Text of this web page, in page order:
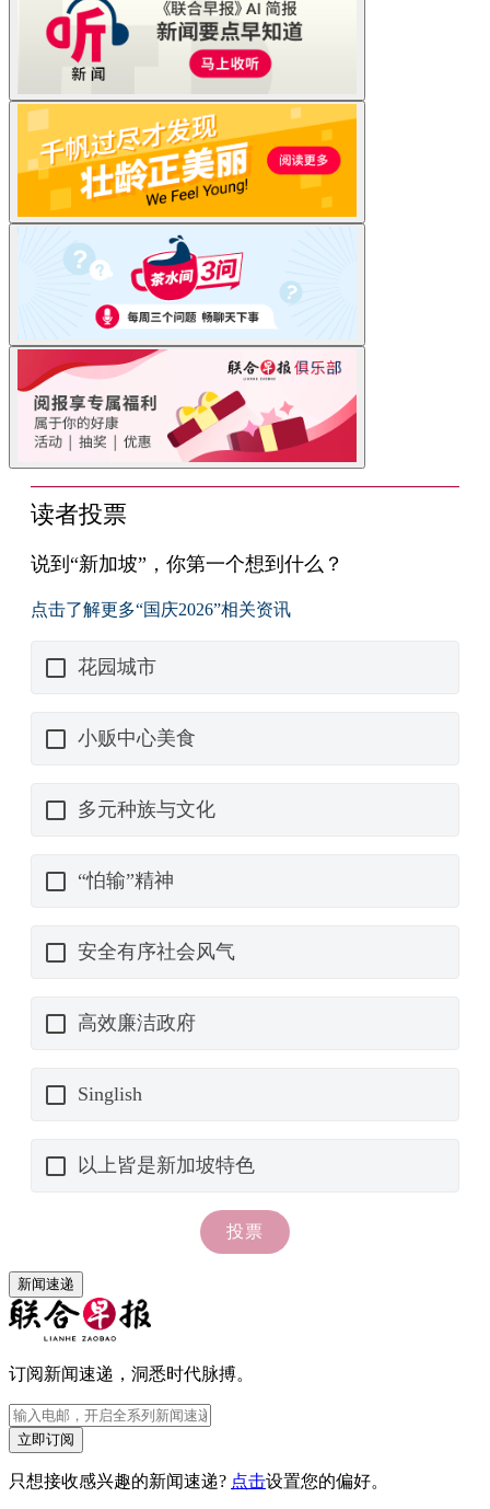
新闻速递
订阅新闻速递，洞悉时代脉搏。
立即订阅
只想接收感兴趣的新闻速递? 点击设置您的偏好。